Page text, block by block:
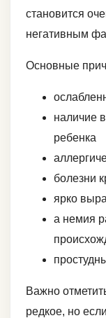
становится
негативным
Основные
наличие
ребенка
болезни
ярко
а немия
Важно
редкое, но